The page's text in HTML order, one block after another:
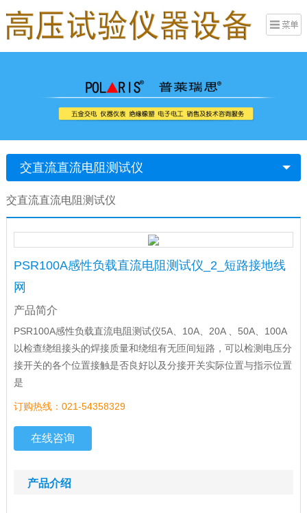
交直流直流电阻测试仪
交直流直流电阻测试仪
PSR100A感性负载直流电阻测试仪_2_短路接地线
网
产品简介
PSR100A感性负载直流电阻测试仪5A、10A、20A 、50A、100A
以检查绕组接头的焊接质量和绕组有无匝间短路，可以检测电压分
接开关的各个位置接触是否良好以及分接开关实际位置与指示位置
是
订购热线：021-54358329
在线咨询
产品介绍